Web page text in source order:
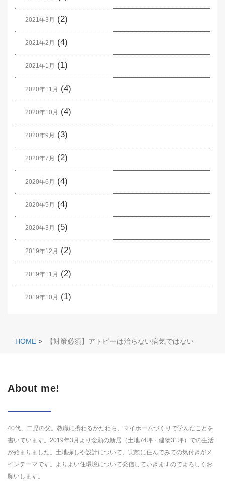
2021年3月 (2)
2021年2月 (4)
2021年1月 (1)
2020年11月 (4)
2020年10月 (4)
2020年9月 (3)
2020年7月 (2)
2020年6月 (4)
2020年5月 (4)
2020年3月 (5)
2019年12月 (2)
2019年11月 (2)
2019年10月 (1)
HOME > 【対策必須】アトピーは治らない病気ではない
About me!
40代、二児の父。教職に携わるかたわら、マイホームづくりで学んだことを
書いています。2019年3月より念願の新居（土地74坪・建物31坪）での生活
が始まりました。土地探しや設計について、実際に住んでみての気付きがメ
インテーマです。よりよい住環境について発信していきますのでよろしくお
願いします。